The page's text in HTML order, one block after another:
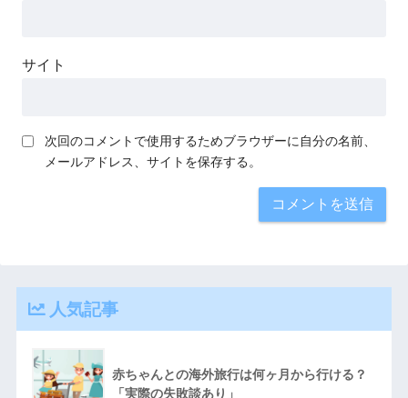
サイト
次回のコメントで使用するためブラウザーに自分の名前、
メールアドレス、サイトを保存する。
人気記事
赤ちゃんとの海外旅行は何ヶ月から行ける？
「実際の失敗談あり」